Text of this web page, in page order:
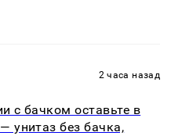
2 часа назад
с бачком оставьте в
унитаз без бачка,